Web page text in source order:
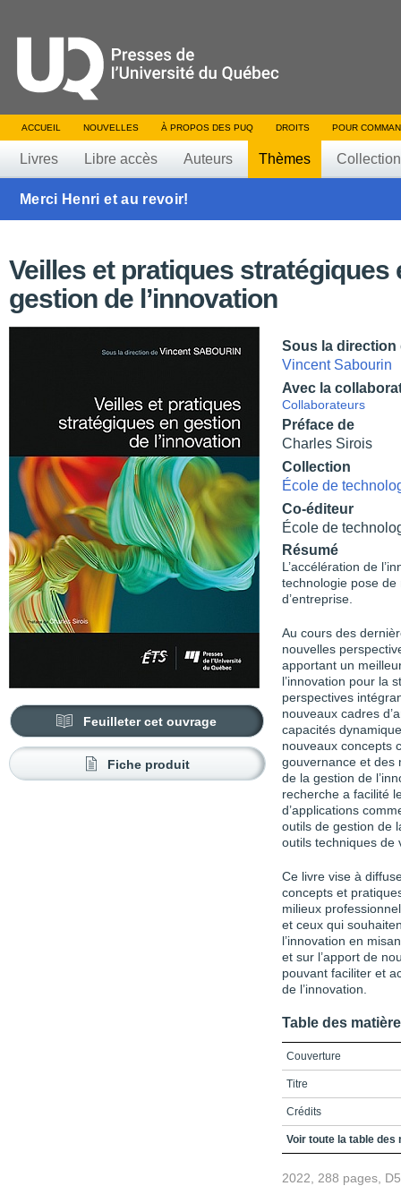
ACCUEIL NOUVELLES À PROPOS DES PUQ DROITS POUR
Livres Libre accès Auteurs Thèmes
Merci Henri et au revoir!
Veilles et pratiques stratégiques
gestion de l’innovation
Feuilleter cet ouvrage
Fiche produit
Sous la direction
Vincent Sabourin
Avec la
Collaborateurs
Préface de
Charles Sirois
Collection
École de
Co-éditeur
École de
Résumé
L’accélération de
technologie pose
d’entreprise.
Au cours des
nouvelles
apportant un
l’innovation pour la
perspectives
nouveaux cadres
capacités
nouveaux concepts
gouvernance et des
de la gestion de
recherche a facilité
d’applications
outils de gestion de
outils techniques de
Ce livre vise à
concepts et
milieux
et ceux qui
l’innovation en
et sur l’apport de
pouvant faciliter et
de l’innovation.
Table des
Couverture
Titre
Crédits
Préface
Voir toute la table des
2022, 288 pages,